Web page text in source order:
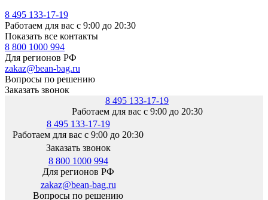
8 495 133-17-19
Работаем для вас с 9:00 до 20:30
Показать все контакты
8 800 1000 994
Для регионов РФ
zakaz@bean-bag.ru
Вопросы по решению
Заказать звонок
8 495 133-17-19
Работаем для вас с 9:00 до 20:30
8 495 133-17-19
Работаем для вас с 9:00 до 20:30
Заказать звонок
8 800 1000 994
Для регионов РФ
zakaz@bean-bag.ru
Вопросы по решению